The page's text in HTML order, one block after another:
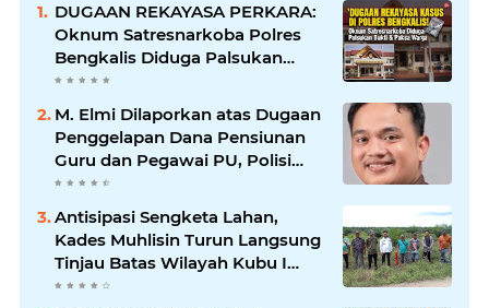
DUGAAN REKAYASA PERKARA:
Oknum Satresnarkoba Polres
Bengkalis Diduga Palsukan
Barang Bukti Hingga Paksa
Warga Hadir di TKP
M. Elmi Dilaporkan atas Dugaan
Penggelapan Dana Pensiunan
Guru dan Pegawai PU, Polisi
Pastikan Proses Hukum
Berjalan
Antisipasi Sengketa Lahan,
Kades Muhlisin Turun Langsung
Tinjau Batas Wilayah Kubu I
yang Diduga Diserobot PT Jatim